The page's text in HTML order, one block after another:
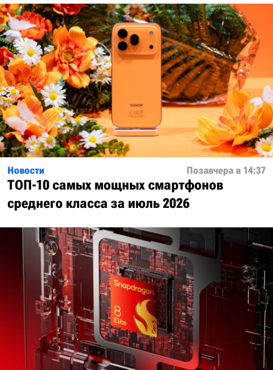
Новости Позавчера в 14:37
ТОП-10 самых мощных смартфонов
среднего класса за июль 2026